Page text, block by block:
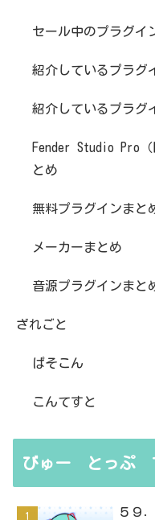
セール中のプラグイ
紹介しているプラグ
紹介しているプラグ
Fender Studio Pro
とめ
無料プラグインまと
メーカーまとめ
音源プラグインまと
ざれごと
ぱそこん
こんてすと
びゅー とっぷ
５９